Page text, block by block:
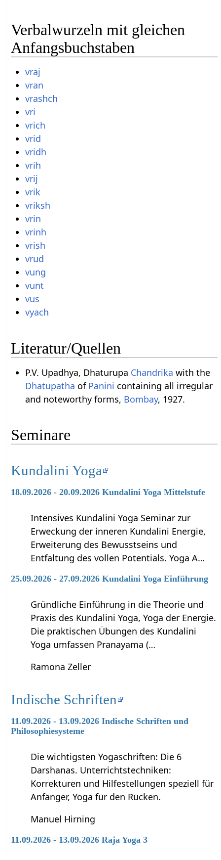
Verbalwurzeln mit gleichen
Anfangsbuchstaben
vraj
vran
vrashch
vri
vrich
vrid
vridh
vrih
vrij
vrik
vriksh
vrin
vrinh
vrish
vrud
vung
vunt
vus
vyach
Literatur/Quellen
P.V. Upadhya, Dhaturupa Chandrika with the
Dhatupatha of Panini containing all irregular
and noteworthy forms, Bombay, 1927.
Seminare
Kundalini Yoga
18.09.2026 - 20.09.2026 Kundalini Yoga Mittelstufe
Intensives Kundalini Yoga Seminar zur
Erweckung der inneren Kundalini Energie,
Erweiterung des Bewusstseins und
Entfaltung des vollen Potentials. Yoga A…
25.09.2026 - 27.09.2026 Kundalini Yoga Einführung
Gründliche Einführung in die Theorie und
Praxis des Kundalini Yoga, Yoga der Energie.
Die praktischen Übungen des Kundalini
Yoga umfassen Pranayama (…
Ramona Zeller
Indische Schriften
11.09.2026 - 13.09.2026 Indische Schriften und
Philosophiesysteme
Die wichtigsten Yogaschriften: Die 6
Darshanas. Unterrichtstechniken:
Korrekturen und Hilfestellungen speziell für
Anfänger, Yoga für den Rücken.
Manuel Hirning
11.09.2026 - 13.09.2026 Raja Yoga 3